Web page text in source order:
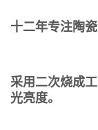
十二年专注陶
采用二次烧成
光亮度。